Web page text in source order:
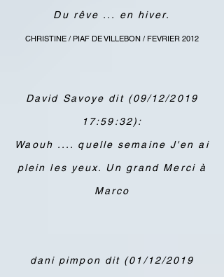
Du rêve ... en hiver.
CHRISTINE / PIAF DE VILLEBON / FEVRIER 2012
David Savoye dit (09/12/2019
17:59:32):
Waouh .... quelle semaine J'en ai
plein les yeux. Un grand Merci à
Marco
dani pimpon dit (01/12/2019